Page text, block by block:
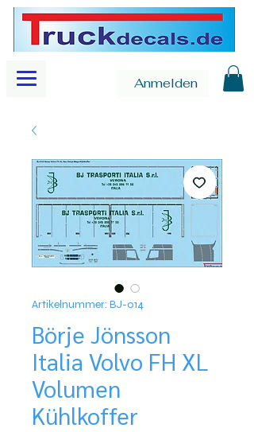
Anmelden
Artikelnummer: BJ-014
Börje Jönsson
Italia Volvo FH XL
Volumen
Kühlkoffer